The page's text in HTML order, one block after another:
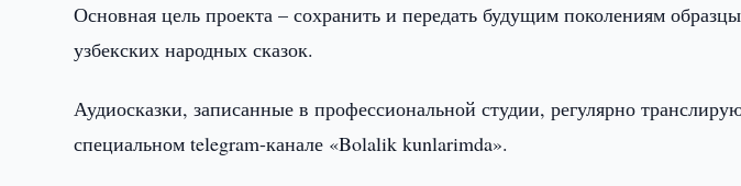
Основная цель проекта – сохранить и передать будущим поколениям
узбекских народных сказок.
Аудиосказки, записанные в профессиональной студии, регулярно
специальном telegram-канале «Bolalik kunlarimda».